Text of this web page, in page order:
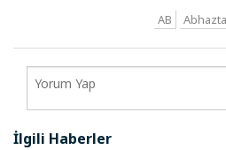
AB Abhazta
İlgili Haberler